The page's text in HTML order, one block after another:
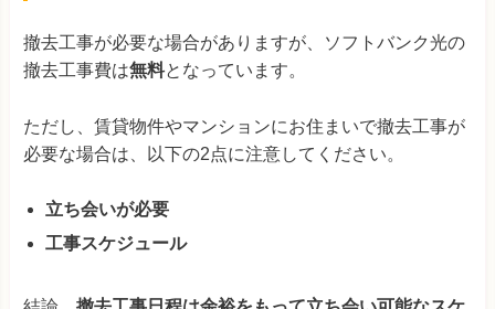
撤去工事が必要な場合がありますが、ソフトバンク光の
撤去工事費は無料となっています。
ただし、賃貸物件やマンションにお住まいで撤去工事が
必要な場合は、以下の2点に注意してください。
立ち会いが必要
工事スケジュール